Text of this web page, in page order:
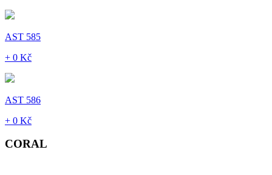
AST 585
+ 0 Kč
AST 586
+ 0 Kč
CORAL